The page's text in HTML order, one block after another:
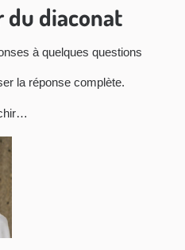
du diaconat
à quelques questions
la réponse complète.